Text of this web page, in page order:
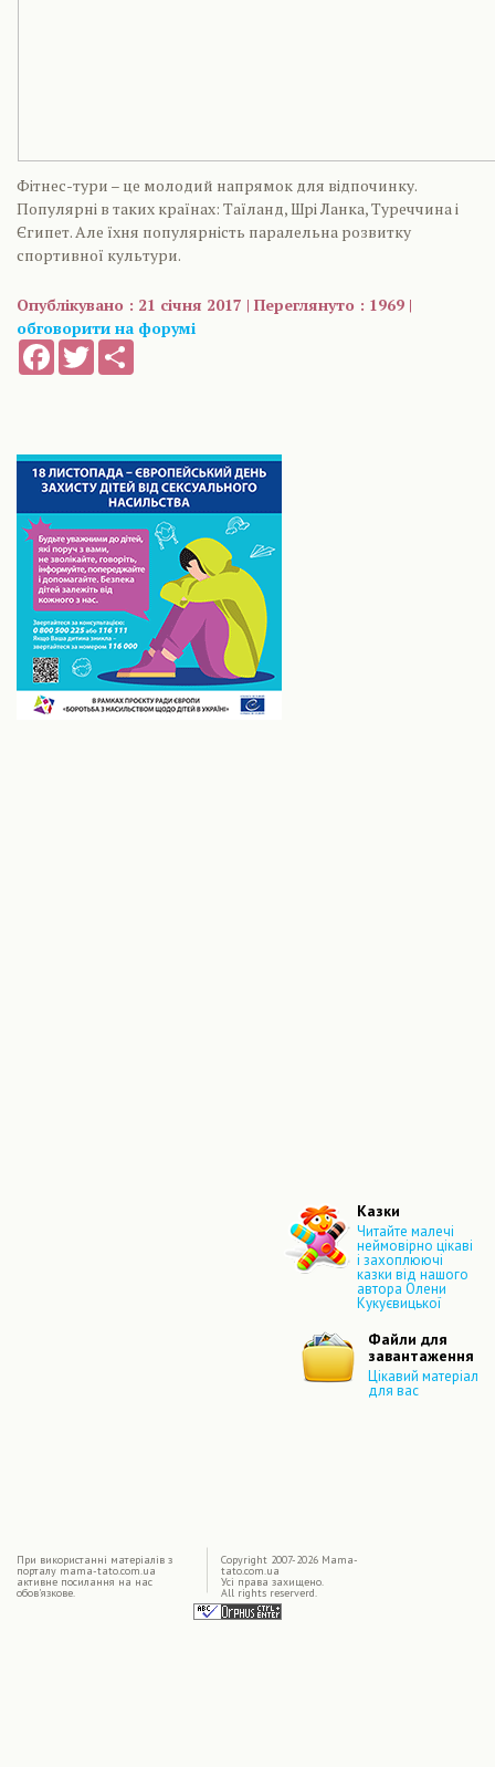
Фітнес-тури – це молодий напрямок для відпочинку.
Популярні в таких країнах: Таїланд, Шрі Ланка, Туреччина і
Єгипет. Але їхня популярність паралельна розвитку
спортивної культури.
Опублікувано : 21 січня 2017 | Переглянуто : 1969 |
обговорити на форумі
FacebookTwitter
Казки
Читайте малечі
неймовірно цікаві
і захоплюючі
казки від нашого
автора Олени
Кукуєвицької
Файли для
завантаження
Цікавий матеріал
для вас
При використаннi матерiалiв з
порталу mama-tato.com.ua
активне посилання на нас
обов'язкове.
Copyright 2007-2026 Mama-
tato.com.ua
Усі права захищено.
All rights reserverd.